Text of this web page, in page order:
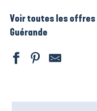
Voir toutes les offres
Guérande